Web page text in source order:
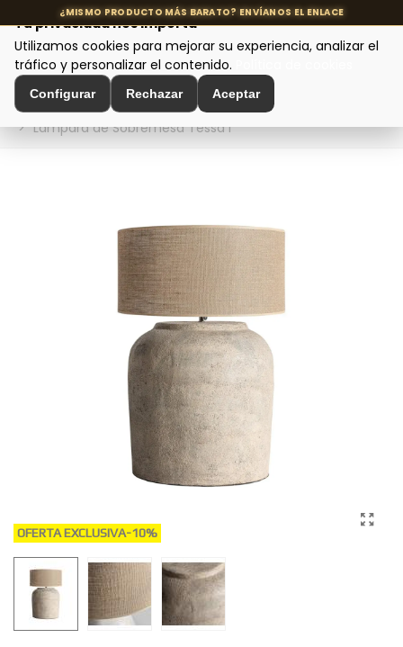
MENÚ
Inicio > Iluminación de Diseño > Lámparas de Sobremesa
> Lámpara de Sobremesa Tessa I
OFERTA EXCLUSIVA-10%
Tu privacidad nos importa
Utilizamos cookies para mejorar su experiencia, analizar el
tráfico y personalizar el contenido.
Configurar Rechazar Aceptar